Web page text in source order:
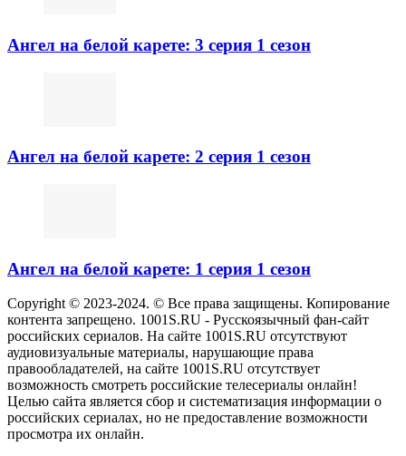
Ангел на белой карете: 3 серия 1 сезон
Ангел на белой карете: 2 серия 1 сезон
Ангел на белой карете: 1 серия 1 сезон
Copyright © 2023-2024. © Все права защищены. Копирование
контента запрещено. 1001S.RU - Русскоязычный фан-сайт
российских сериалов. На сайте 1001S.RU отсутствуют
аудиовизуальные материалы, нарушающие права
правообладателей, на сайте 1001S.RU отсутствует
возможность смотреть российские телесериалы онлайн!
Целью сайта является сбор и систематизация информации о
российских сериалах, но не предоставление возможности
просмотра их онлайн.